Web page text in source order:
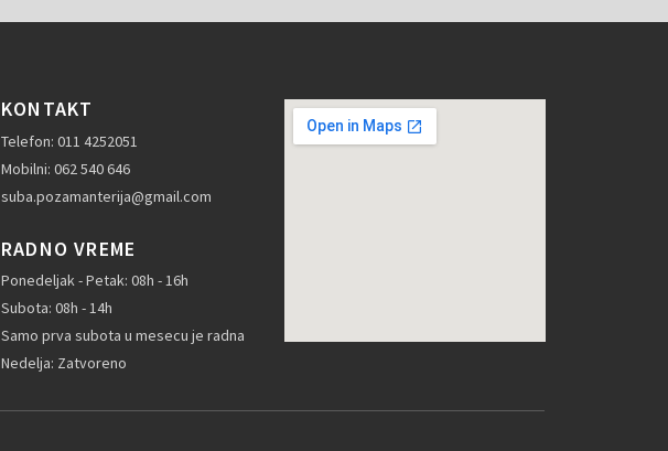
KONTAKT
Telefon: 011 4252051
Mobilni: 062 540 646
suba.pozamanterija@gmail.com
RADNO VREME
Ponedeljak - Petak: 08h - 16h
Subota: 08h - 14h
Samo prva subota u mesecu je radna
Nedelja: Zatvoreno